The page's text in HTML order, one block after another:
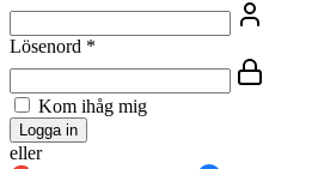
Lösenord *
Kom ihåg mig
Logga in
eller